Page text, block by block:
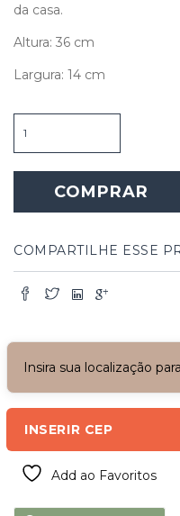
da casa.
Altura: 36 cm
Largura: 14 cm
de
Mesa
com
Cor
quantidade
COMPRAR
COMPARTILHE ESSE
Insira sua localização
INSERIR CEP
Add ao Favoritos